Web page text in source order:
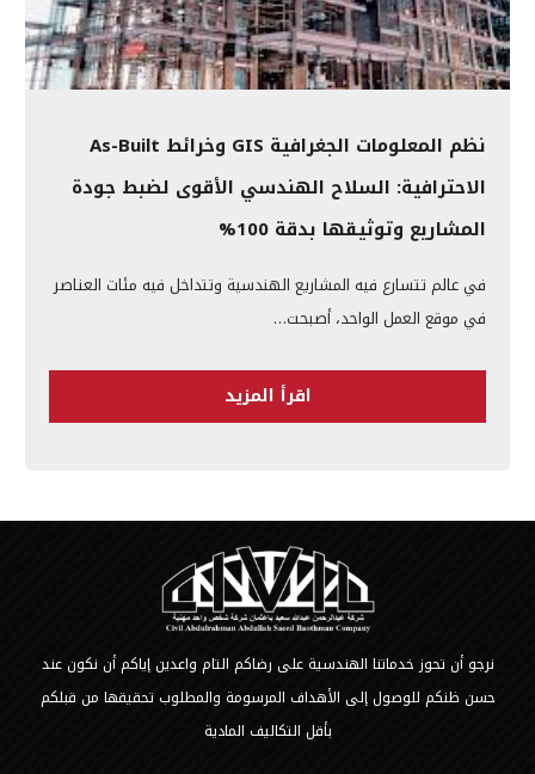
نظم المعلومات الجغرافية GIS وخرائط As-Built
الاحترافية: السلاح الهندسي الأقوى لضبط جودة
المشاريع وتوثيقها بدقة 100%
في عالم تتسارع فيه المشاريع الهندسية وتتداخل فيه مئات العناصر
في موقع العمل الواحد، أصبحت…
اقرأ المزيد
نرجو أن تحوز خدماتنا الهندسية على رضاكم التام واعدين إياكم أن نكون عند
حسن ظنكم للوصول إلى الأهداف المرسومة والمطلوب تحقيقها من قبلكم
بأقل التكاليف المادية